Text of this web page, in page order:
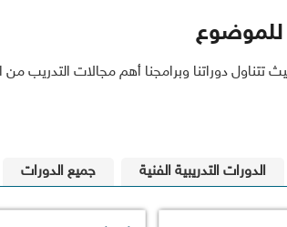
للموضوع
تتناول دوراتنا وبرامجنا أهم مجالات التدريب
الدورات التدريبية الفنية جميع الدورات